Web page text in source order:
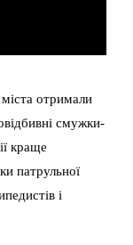
отримали
смужки-
краще
патрульної
і